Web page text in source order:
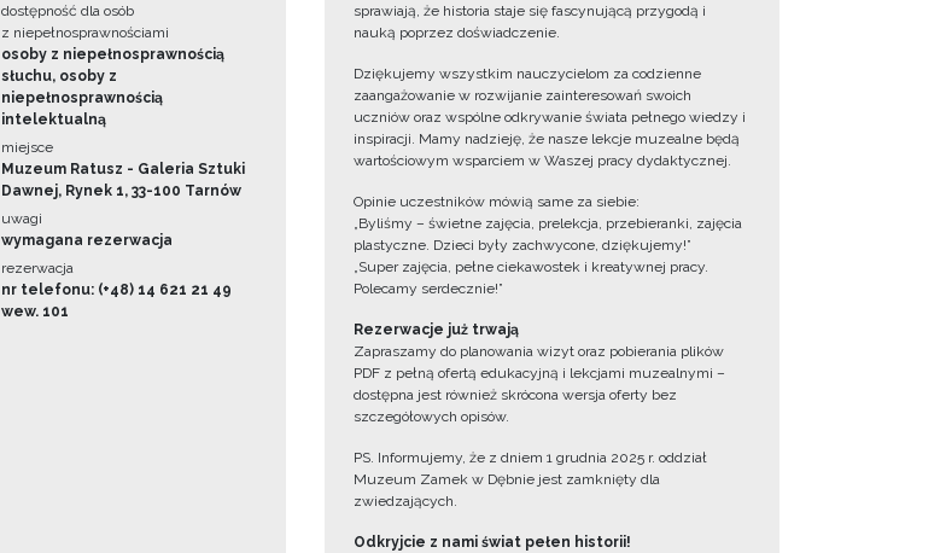
dostępność dla osób
z niepełnosprawnościami
osoby z niepełnosprawnością
słuchu, osoby z
niepełnosprawnością
intelektualną
miejsce
Muzeum Ratusz - Galeria Sztuki
Dawnej, Rynek 1, 33-100 Tarnów
uwagi
wymagana rezerwacja
rezerwacja
nr telefonu: (+48) 14 621 21 49
wew. 101
sprawiają, że historia staje się fascynującą przygodą i
nauką poprzez doświadczenie.
Dziękujemy wszystkim nauczycielom za codzienne
zaangażowanie w rozwijanie zainteresowań swoich
uczniów oraz wspólne odkrywanie świata pełnego wiedzy i
inspiracji. Mamy nadzieję, że nasze lekcje muzealne będą
wartościowym wsparciem w Waszej pracy dydaktycznej.
Opinie uczestników mówią same za siebie:
„Byliśmy – świetne zajęcia, prelekcja, przebieranki, zajęcia
plastyczne. Dzieci były zachwycone, dziękujemy!”
„Super zajęcia, pełne ciekawostek i kreatywnej pracy.
Polecamy serdecznie!”
Rezerwacje już trwają
Zapraszamy do planowania wizyt oraz pobierania plików
PDF z pełną ofertą edukacyjną i lekcjami muzealnymi –
dostępna jest również skrócona wersja oferty bez
szczegółowych opisów.
PS. Informujemy, że z dniem 1 grudnia 2025 r. oddział
Muzeum Zamek w Dębnie jest zamknięty dla
zwiedzających.
Odkryjcie z nami świat pełen historii!